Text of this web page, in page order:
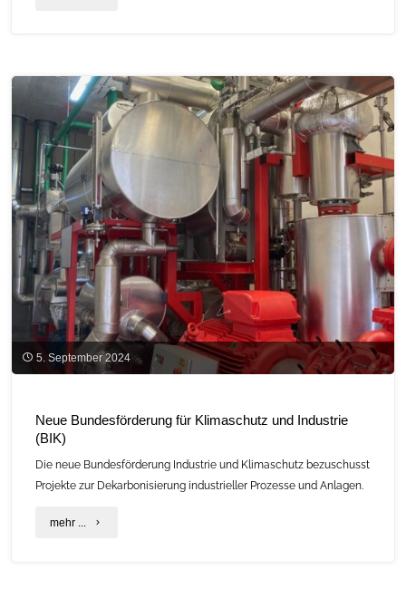
Strategie"
5. September 2024
Neue Bundesförderung für Klimaschutz und Industrie
(BIK)
Die neue Bundesförderung Industrie und Klimaschutz bezuschusst
Projekte zur Dekarbonisierung industrieller Prozesse und Anlagen.
mehr ... "Neue